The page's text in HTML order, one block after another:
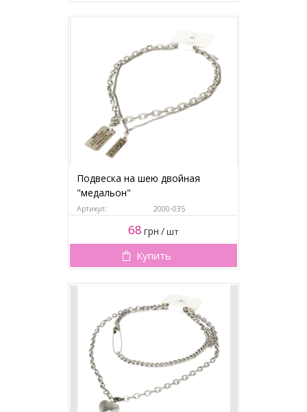
Подвеска на шею двойная
"медальон"
Артикул: 2000-035
68 грн /шт
Купить